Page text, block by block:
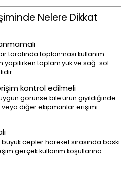
Nelere Dikkat
tarafında toplanması kullanım
yapılırken toplam yük ve sağ-sol
kontrol edilmeli
görünse bile ürün giyildiğinde
diğer ekipmanlar erişimi
cepler hareket sırasında baskı
gerçek kullanım koşullarına